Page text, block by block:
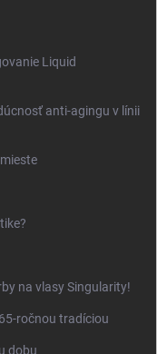
Liquid
anti-agingu v línii
na vlasy Singularity!
ročnou tradíciou
dobu